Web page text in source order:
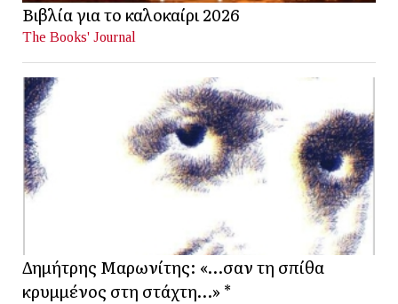
Βιβλία για το καλοκαίρι 2026
The Books' Journal
Δημήτρης Μαρωνίτης: «…σαν τη σπίθα
κρυμμένος στη στάχτη…» *